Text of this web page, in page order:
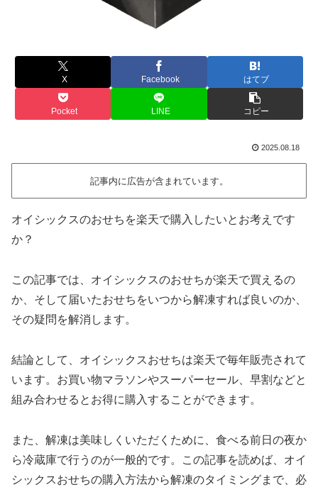
X Facebook はてブ
Pocket LINE コピー
2025.08.18
記事内に広告が含まれています。
オイシックスのおせちを楽天で購入したいとお考えです
か？
この記事では、オイシックスのおせちが楽天で買えるの
か、そして届いたおせちをいつから解凍すれば良いのか、
その疑問を解消します。
結論として、オイシックスおせちは楽天で毎年販売されて
います。お買い物マラソンやスーパーセール、早割などと
組み合わせるとお得に購入することができます。
また、解凍は美味しくいただくために、食べる前日の夜か
ら冷蔵庫で行うのが一般的です。この記事を読めば、オイ
シックスおせちの購入方法から解凍のタイミングまで、必